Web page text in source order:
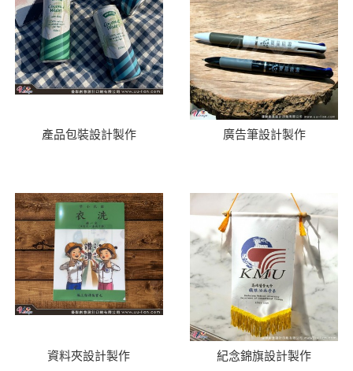
產品包裝設計製作 廣告筆設計製作
資料夾設計製作 紀念錦旗設計製作